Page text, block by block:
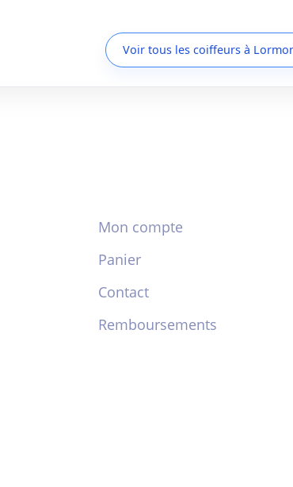
Voir tous les coiffeurs à
Mon compte
Panier
Contact
Remboursements